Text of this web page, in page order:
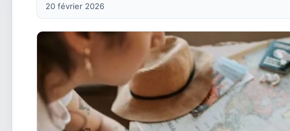
20 février 2026